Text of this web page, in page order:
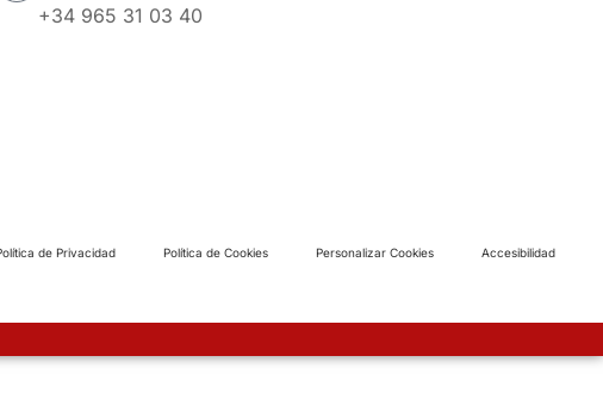
+34 965 31 03 40
de Privacidad Política de Cookies Personalizar Cookies Accesibilidad